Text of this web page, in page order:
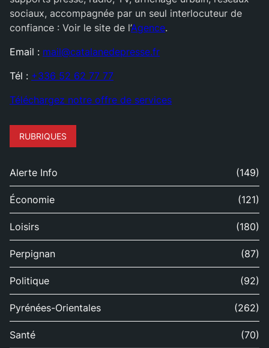
sociaux, accompagnée par un seul interlocuteur de
confiance : Voir le site de l’Agence.
Email : mail@catalanedepresse.fr
Tél : +336 52 62 77 77
Téléchargez notre offre de services
RUBRIQUES
Alerte Info (149)
Économie (121)
Loisirs (180)
Perpignan (87)
Politique (92)
Pyrénées-Orientales (262)
Santé (70)